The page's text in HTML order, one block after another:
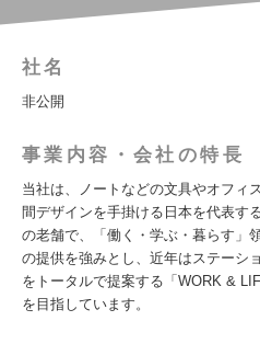
社名
非公開
事業内容・会社の特長
当社は、ノートなどの文具やオフィ
間デザインを手掛ける日本を代表す
の老舗で、「働く・学ぶ・暮らす」
の提供を強みとし、近年はステーシ
をトータルで提案する「WORK &
を目指しています。